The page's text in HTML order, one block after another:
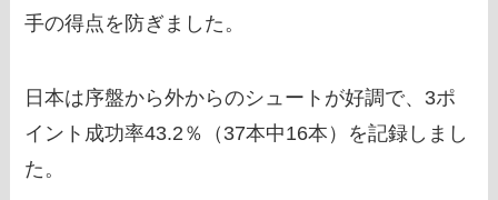
手の得点を防ぎました。
日本は序盤から外からのシュートが好調で、3ポ
イント成功率43.2％（37本中16本）を記録しまし
た。